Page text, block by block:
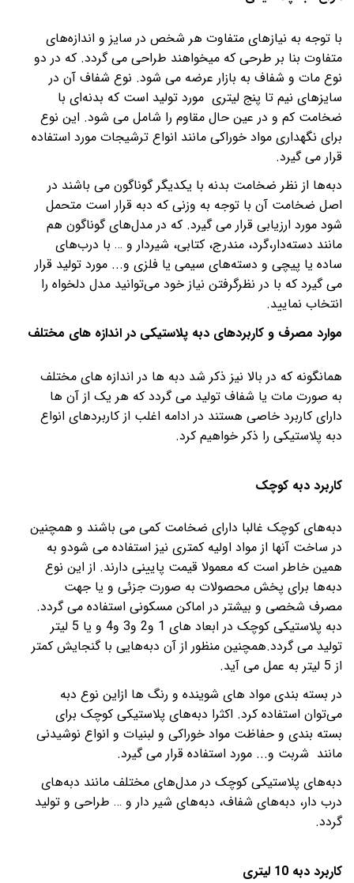
با توجه به نیازهای متفاوت هر شخص در سایز و اندازه‌های
متفاوت بنا بر طرحی که میخواهند طراحی می گردد. که در دو
نوع مات و شفاف به بازار عرضه می شود. نوع شفاف آن در
سایزهای نیم تا پنج لیتری مورد تولید است که بدنه‌ای با
ضخامت کم و در عین حال مقاوم را شامل می شود. این نوع
برای نگهداری مواد خوراکی مانند انواع ترشیجات مورد استفاده
قرار می گیرد.
دبه‌ها از نظر ضخامت بدنه با یکدیگر گوناگون می باشند در
اصل ضخامت آن با توجه به وزنی که دبه قرار است متحمل
شود مورد ارزیابی قرار می گیرد. که در مدل‌های گوناگون هم
مانند دسته‌دار،گرد، مندرج، کتابی، شیردار و … با درب‌های
ساده یا پیچی و دسته‌های سیمی یا فلزی و... مورد تولید قرار
می گیرد که با در نظرگرفتن نیاز خود می‌توانید مدل دلخواه را
انتخاب نمایید.
موارد مصرف و کاربردهای دبه پلاستیکی در اندازه های مختلف
همانگونه که در بالا نیز ذکر شد دبه ها در اندازه های مختلف
به صورت مات یا شفاف تولید می گردد که هر یک از آن ها
دارای کاربرد خاصی هستند در ادامه اغلب از کاربردهای انواع
دبه پلاستیکی را ذکر خواهیم کرد.
کاربرد دبه کوچک
دبه‌های کوچک غالبا دارای ضخامت کمی می باشند و همچنین
در ساخت آنها از مواد اولیه کمتری نیز استفاده می شودو به
همین خاطر است که معمولا قیمت پایینی دارند. از این نوع
دبه‌ها برای پخش محصولات به صورت جزئی و یا جهت
مصرف شخصی و بیشتر در اماکن مسکونی استفاده می گردد.
دبه پلاستیکی کوچک در ابعاد های 1 و2 و3 و4 و یا 5 لیتر
تولید می گردد.همچنین منظور از آن دبه‌هایی با گنجایش کمتر
از 5 لیتر به عمل می آید.
در بسته بندی مواد های شوینده و رنگ ها ازاین نوع دبه
می‌توان استفاده کرد. اکثرا دبه‌های پلاستیکی کوچک برای
بسته بندی و حفاظت مواد خوراکی و لبنیات و انواع نوشیدنی
مانند شربت و... مورد استفاده قرار می گیرد.
دبه‌‌های پلاستیکی کوچک در مدل‌های مختلف مانند دبه‌های
درب دار، دبه‌های شفاف، دبه‌های شیر دار و … طراحی و تولید
گردد.
کاربرد دبه 10 لیتری